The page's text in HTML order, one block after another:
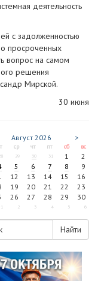
деятельность
с задолженностью
просроченных
вопрос на самом
решения
Мирской.
30 июня
Август 2026 >
ср чт пт сб вс
29 30 31 1
2
5 6 7 8
9
12 13 14 15
16
19 20 21 22
23
26 27 28 29
30
1 2 3 4 5 6
Найти